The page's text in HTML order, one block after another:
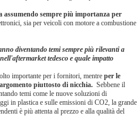
assumendo sempre più importanza per
sia per veicoli con motore a combustione
diventando temi sempre più rilevanti a
tedesco e quale impatto
importante per i fornitori, mentre per le
piuttosto di nicchia. Sebbene il
temi come le nuove soluzioni di
in plastica e sulle emissioni di CO2, la grande
è più attenta al prezzo e alla qualità del